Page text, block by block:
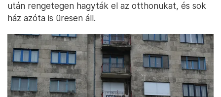
után rengetegen hagyták el az otthonukat, és sok
ház azóta is üresen áll.